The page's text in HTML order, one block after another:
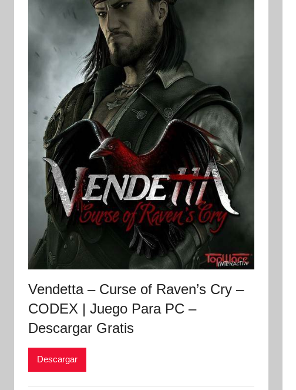
Vendetta – Curse of Raven’s Cry –
CODEX | Juego Para PC –
Descargar Gratis
Descargar